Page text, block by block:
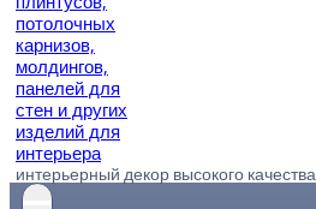
интерьерный декор высокого качества